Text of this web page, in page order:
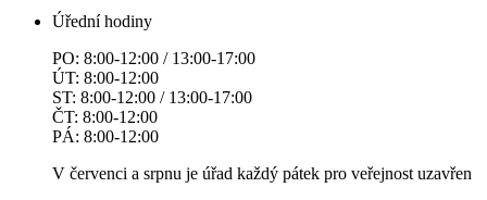
Úřední hodiny
PO: 8:00-12:00 / 13:00-17:00
ÚT: 8:00-12:00
ST: 8:00-12:00 / 13:00-17:00
ČT: 8:00-12:00
PÁ: 8:00-12:00
V červenci a srpnu je úřad každý pátek pro veřejnost uzavřen